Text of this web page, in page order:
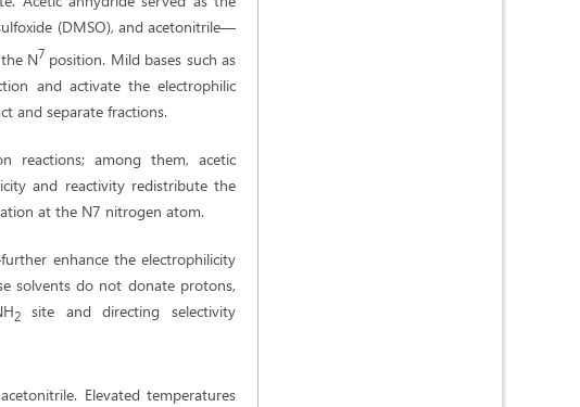
(DMSO), and acetonitrile—
N7 position. Mild bases such as
and activate the electrophilic
and separate fractions.
reactions; among them, acetic
and reactivity redistribute the
at the N7 nitrogen atom.
enhance the electrophilicity
solvents do not donate protons,
2site and directing selectivity
Elevated temperatures